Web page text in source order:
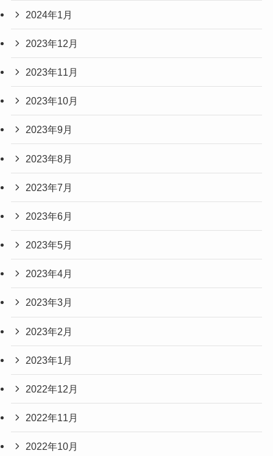
2024年1月
2023年12月
2023年11月
2023年10月
2023年9月
2023年8月
2023年7月
2023年6月
2023年5月
2023年4月
2023年3月
2023年2月
2023年1月
2022年12月
2022年11月
2022年10月